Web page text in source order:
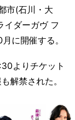
市(石川・大
イダーガヴ フ
に開催する。
よりチケット
解禁された。